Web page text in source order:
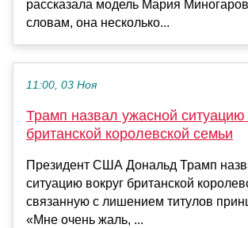
рассказала модель Мария
словам, она несколько...
11:00, 03 Ноя
Трамп назвал ужасной ситуацию
британской королевской семьи
Президент США Дональд Трамп
ситуацию вокруг британской
связанную с лишением титулов
«Мне очень жаль, ...